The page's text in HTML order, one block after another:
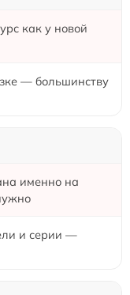
как у новой
— большинству
именно на
и серии —